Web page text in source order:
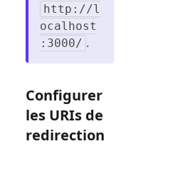
http://l
ocalhost
:3000/ .
Configurer
les URIs de
redirection